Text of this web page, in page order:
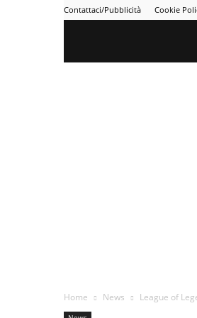
Contattaci/Pubblicità Cookie
Home News League of